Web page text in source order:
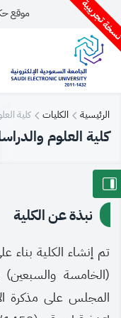
تجريبية موقع
الرئيسية الكليات كلية
كلية العلوم
نبذة عن الكلية
تم إنشاء الكلية بناء
المجلس على مذكرة